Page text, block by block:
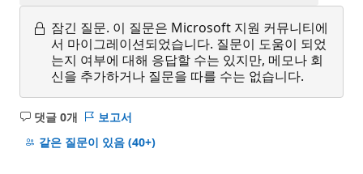
잠긴 질문. 이 질문은 Microsoft 지원 커뮤니티에
서 마이그레이션되었습니다. 질문이 도움이 되었
는지 여부에 대해 응답할 수는 있지만, 메모나 회
신을 추가하거나 질문을 따를 수는 없습니다.
댓글 0개
설
명
보고서
같은 질문이 있음 (40+)